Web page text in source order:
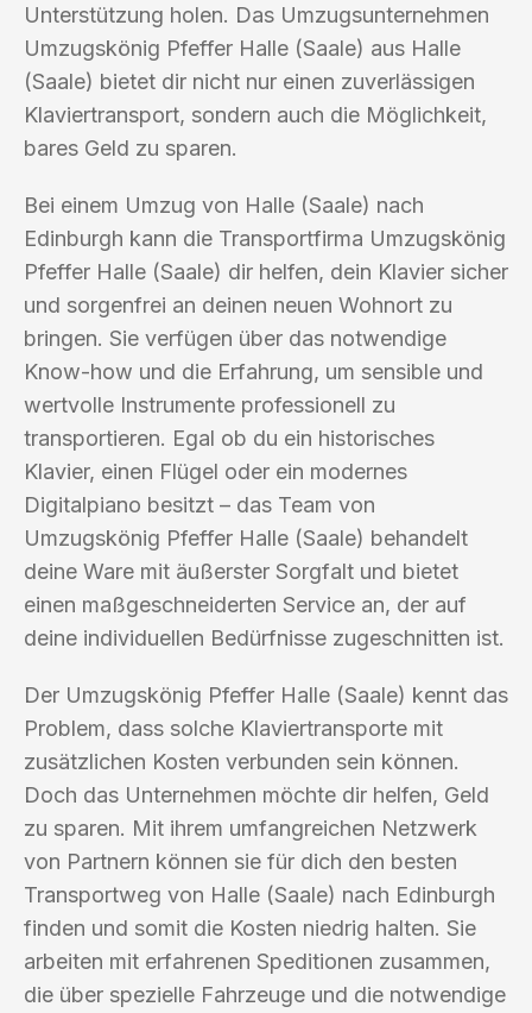
Unterstützung holen. Das Umzugsunternehmen
Umzugskönig Pfeffer Halle (Saale) aus Halle
(Saale) bietet dir nicht nur einen zuverlässigen
Klaviertransport, sondern auch die Möglichkeit,
bares Geld zu sparen.
Bei einem Umzug von Halle (Saale) nach
Edinburgh kann die Transportfirma Umzugskönig
Pfeffer Halle (Saale) dir helfen, dein Klavier sicher
und sorgenfrei an deinen neuen Wohnort zu
bringen. Sie verfügen über das notwendige
Know-how und die Erfahrung, um sensible und
wertvolle Instrumente professionell zu
transportieren. Egal ob du ein historisches
Klavier, einen Flügel oder ein modernes
Digitalpiano besitzt – das Team von
Umzugskönig Pfeffer Halle (Saale) behandelt
deine Ware mit äußerster Sorgfalt und bietet
einen maßgeschneiderten Service an, der auf
deine individuellen Bedürfnisse zugeschnitten ist.
Der Umzugskönig Pfeffer Halle (Saale) kennt das
Problem, dass solche Klaviertransporte mit
zusätzlichen Kosten verbunden sein können.
Doch das Unternehmen möchte dir helfen, Geld
zu sparen. Mit ihrem umfangreichen Netzwerk
von Partnern können sie für dich den besten
Transportweg von Halle (Saale) nach Edinburgh
finden und somit die Kosten niedrig halten. Sie
arbeiten mit erfahrenen Speditionen zusammen,
die über spezielle Fahrzeuge und die notwendige